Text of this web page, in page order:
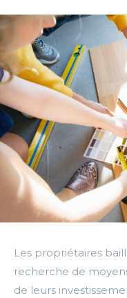
Les propriétaires
recherche de
de leurs